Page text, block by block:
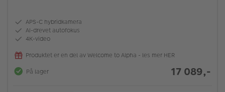
APS-C hybridkamera
AI-drevet autofokus
4K-video
Produktet er en del av Welcome to Alpha - les mer HER
På lager 17 089,-